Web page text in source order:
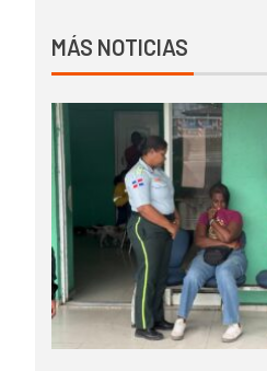
MÁS NOTICIAS